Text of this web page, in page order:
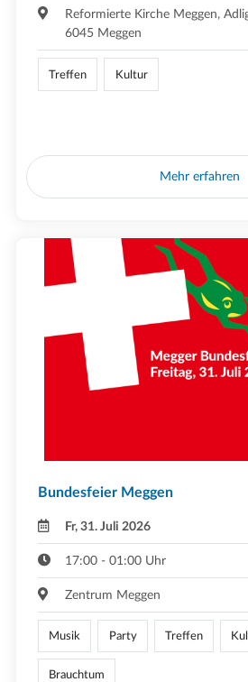
Reformierte Kirche Meggen,
6045 Meggen
Treffen Kultur
Mehr erfahren
Bundesfeier Meggen
Fr, 31. Juli 2026
17:00 - 01:00 Uhr
Zentrum Meggen
Musik Party Treffen
Brauchtum